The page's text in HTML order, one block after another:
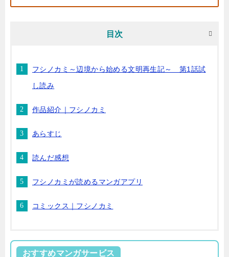
目次
フシノカミ～辺境から始める文明再生記～ 第1話試
し読み
作品紹介｜フシノカミ
あらすじ
読んだ感想
フシノカミが読めるマンガアプリ
コミックス｜フシノカミ
おすすめマンガサービス